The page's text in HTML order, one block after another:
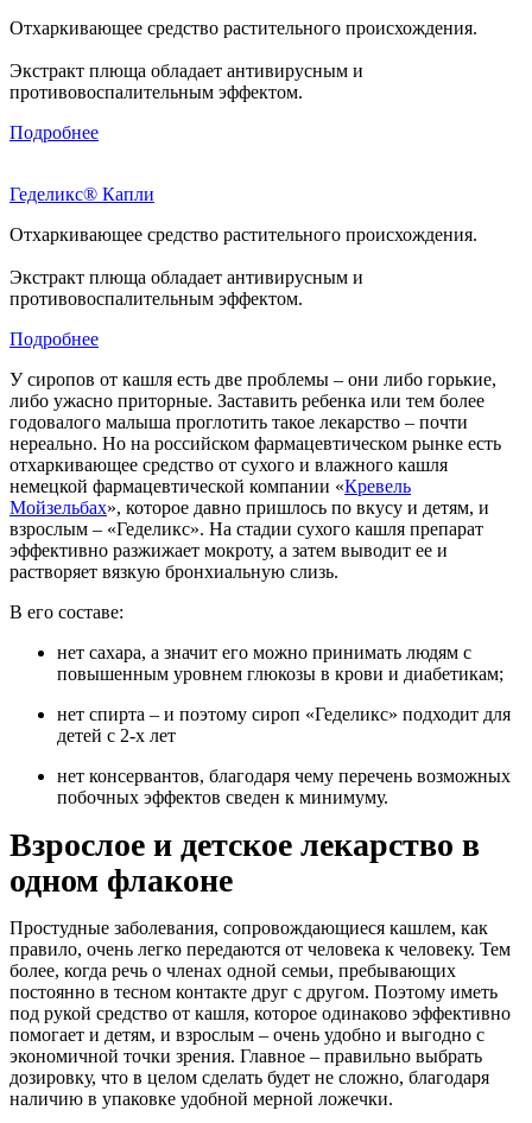
Отхаркивающее средство растительного происхождения.
Экстракт плюща обладает антивирусным и
противовоспалительным эффектом.
Подробнее
Геделикс® Капли
Отхаркивающее средство растительного происхождения.
Экстракт плюща обладает антивирусным и
противовоспалительным эффектом.
Подробнее
У сиропов от кашля есть две проблемы – они либо горькие,
либо ужасно приторные. Заставить ребенка или тем более
годовалого малыша проглотить такое лекарство – почти
нереально. Но на российском фармацевтическом рынке есть
отхаркивающее средство от сухого и влажного кашля
немецкой фармацевтической компании «Кревель
Мойзельбах», которое давно пришлось по вкусу и детям, и
взрослым – «Геделикс». На стадии сухого кашля препарат
эффективно разжижает мокроту, а затем выводит ее и
растворяет вязкую бронхиальную слизь.
В его составе:
нет сахара, а значит его можно принимать людям с
повышенным уровнем глюкозы в крови и диабетикам;
нет спирта – и поэтому сироп «Геделикс» подходит для
детей с 2-х лет
нет консервантов, благодаря чему перечень возможных
побочных эффектов сведен к минимуму.
Взрослое и детское лекарство в
одном флаконе
Простудные заболевания, сопровождающиеся кашлем, как
правило, очень легко передаются от человека к человеку. Тем
более, когда речь о членах одной семьи, пребывающих
постоянно в тесном контакте друг с другом. Поэтому иметь
под рукой средство от кашля, которое одинаково эффективно
помогает и детям, и взрослым – очень удобно и выгодно с
экономичной точки зрения. Главное – правильно выбрать
дозировку, что в целом сделать будет не сложно, благодаря
наличию в упаковке удобной мерной ложечки.